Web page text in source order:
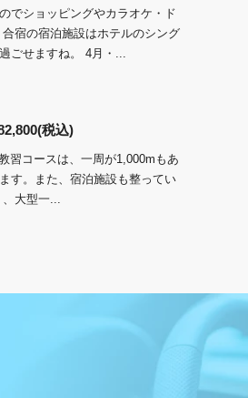
でショッピングやカラオケ・ド
宿の宿泊施設はホテルのシング
ごせますね。 4月・...
税込)
コースは、一周が1,000mもあ
す。また、宿泊施設も整ってい
大型一...